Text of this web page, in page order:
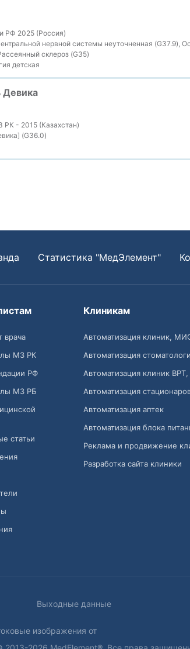
РФ 2025 (Россия)
нервной системы неуточненная (G37.9),
склероз (G35)
детская
Девика
РК - 2015 (Казахстан)
(G36.0)
Статистика "МедЭлемент"
врача
МЗ РК
РФ
МЗ РБ
статьи
Клиникам
Автоматизация клиник,
Автоматизация
Автоматизация клиник
Автоматизация
Автоматизация аптек
Автоматизация блока
Реклама и продвижение
Разработка сайта клиники
Выходные данные
изображения от